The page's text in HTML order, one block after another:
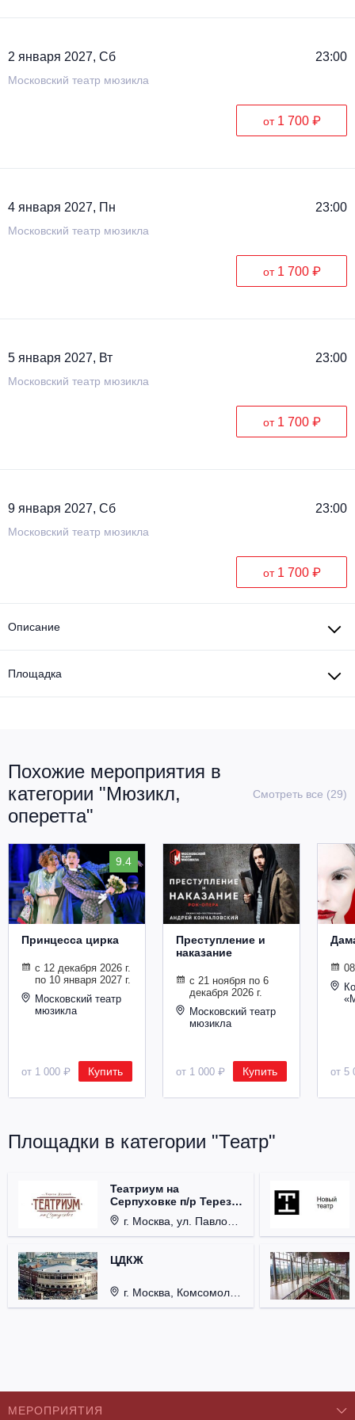
2 января 2027, Сб 23:00
Московский театр мюзикла
от 1 700 ₽
4 января 2027, Пн 23:00
Московский театр мюзикла
от 1 700 ₽
5 января 2027, Вт 23:00
Московский театр мюзикла
от 1 700 ₽
9 января 2027, Сб 23:00
Московский театр мюзикла
от 1 700 ₽
Описание
Площадка
Похожие мероприятия в
категории "Мюзикл,
оперетта"
Смотреть все (29)
9.4
Принцесса цирка
с 12 декабря 2026 г.
по 10 января 2027 г.
Московский театр
мюзикла
от 1 000 ₽ Купить
Преступление и
наказание
с 21 ноября по 6
декабря 2026 г.
Московский театр
мюзикла
от 1 000 ₽ Купить от 5
Площадки в категории "Театр"
Театриум на
Серпуховке п/р Терезы
Дуровой
г. Москва, ул. Павловская, д. 6.
ЦДКЖ
г. Москва, Комсомольская пл., д. 4.
МЕРОПРИЯТИЯ